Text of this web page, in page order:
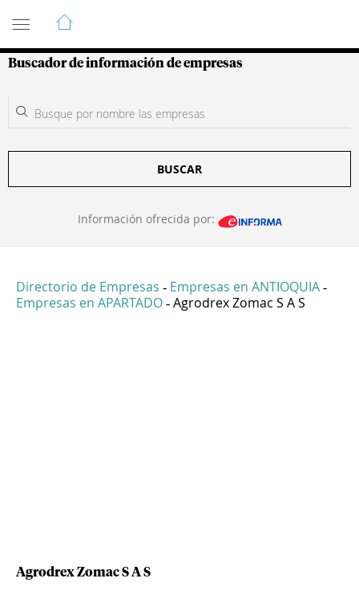
Guía de Empresas Colombianas
Buscador de información de empresas
BUSCAR
Información ofrecida por:
Directorio de Empresas - Empresas en ANTIOQUIA -
Empresas en APARTADO - Agrodrex Zomac S A S
Agrodrex Zomac S A S